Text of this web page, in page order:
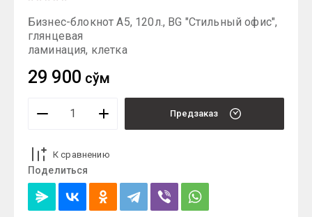
Бизнес-блокнот А5, 120л., BG "Стильный офис",
глянцевая
ламинация, клетка
29 900 сўм
Предзаказ
К сравнению
Поделиться